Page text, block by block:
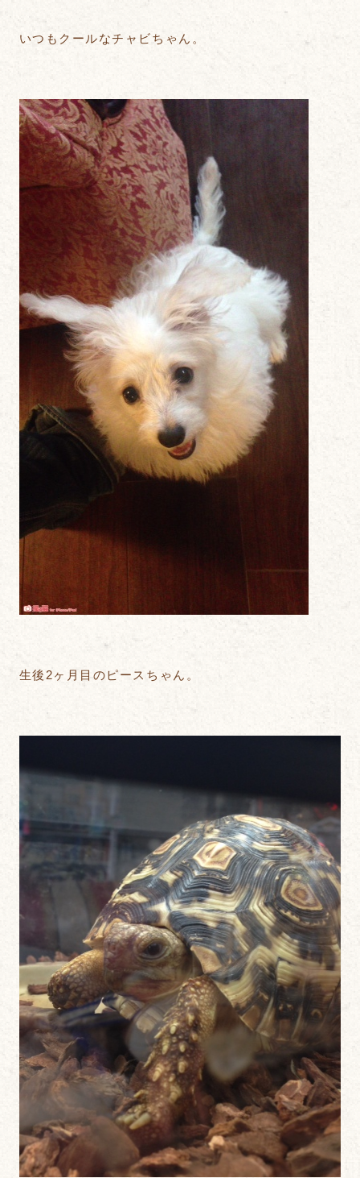
いつもクールなチャビちゃん。
生後2ヶ月目のピースちゃん。